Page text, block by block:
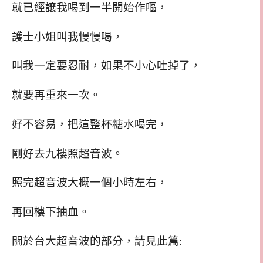
就已經讓我喝到一半開始作嘔，
護士小姐叫我慢慢喝，
叫我一定要忍耐，如果不小心吐掉了，
就要再重來一次。
好不容易，把這整杯糖水喝完，
剛好去九樓照超音波。
照完超音波大概一個小時左右，
再回樓下抽血。
關於台大超音波的部分，請見此篇: